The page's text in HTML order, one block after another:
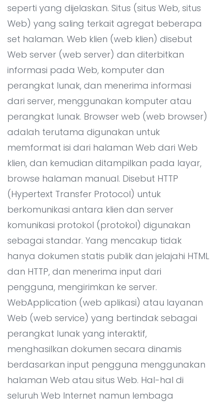
seperti yang dijelaskan. Situs (situs Web, situs
Web) yang saling terkait agregat beberapa
set halaman. Web klien (web klien) disebut
Web server (web server) dan diterbitkan
informasi pada Web, komputer dan
perangkat lunak, dan menerima informasi
dari server, menggunakan komputer atau
perangkat lunak. Browser web (web browser)
adalah terutama digunakan untuk
memformat isi dari halaman Web dari Web
klien, dan kemudian ditampilkan pada layar,
browse halaman manual. Disebut HTTP
(Hypertext Transfer Protocol) untuk
berkomunikasi antara klien dan server
komunikasi protokol (protokol) digunakan
sebagai standar. Yang mencakup tidak
hanya dokumen statis publik dan jelajahi HTML
dan HTTP, dan menerima input dari
pengguna, mengirimkan ke server.
WebApplication (web aplikasi) atau layanan
Web (web service) yang bertindak sebagai
perangkat lunak yang interaktif,
menghasilkan dokumen secara dinamis
berdasarkan input pengguna menggunakan
halaman Web atau situs Web. Hal-hal di
seluruh Web Internet namun lembaga